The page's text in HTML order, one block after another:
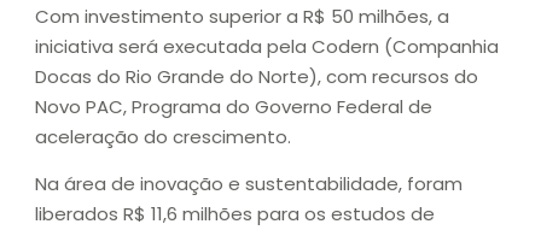
Com investimento superior a R$ 50 milhões, a
iniciativa será executada pela Codern (Companhia
Docas do Rio Grande do Norte), com recursos do
Novo PAC, Programa do Governo Federal de
aceleração do crescimento.
Na área de inovação e sustentabilidade, foram
liberados R$ 11,6 milhões para os estudos de